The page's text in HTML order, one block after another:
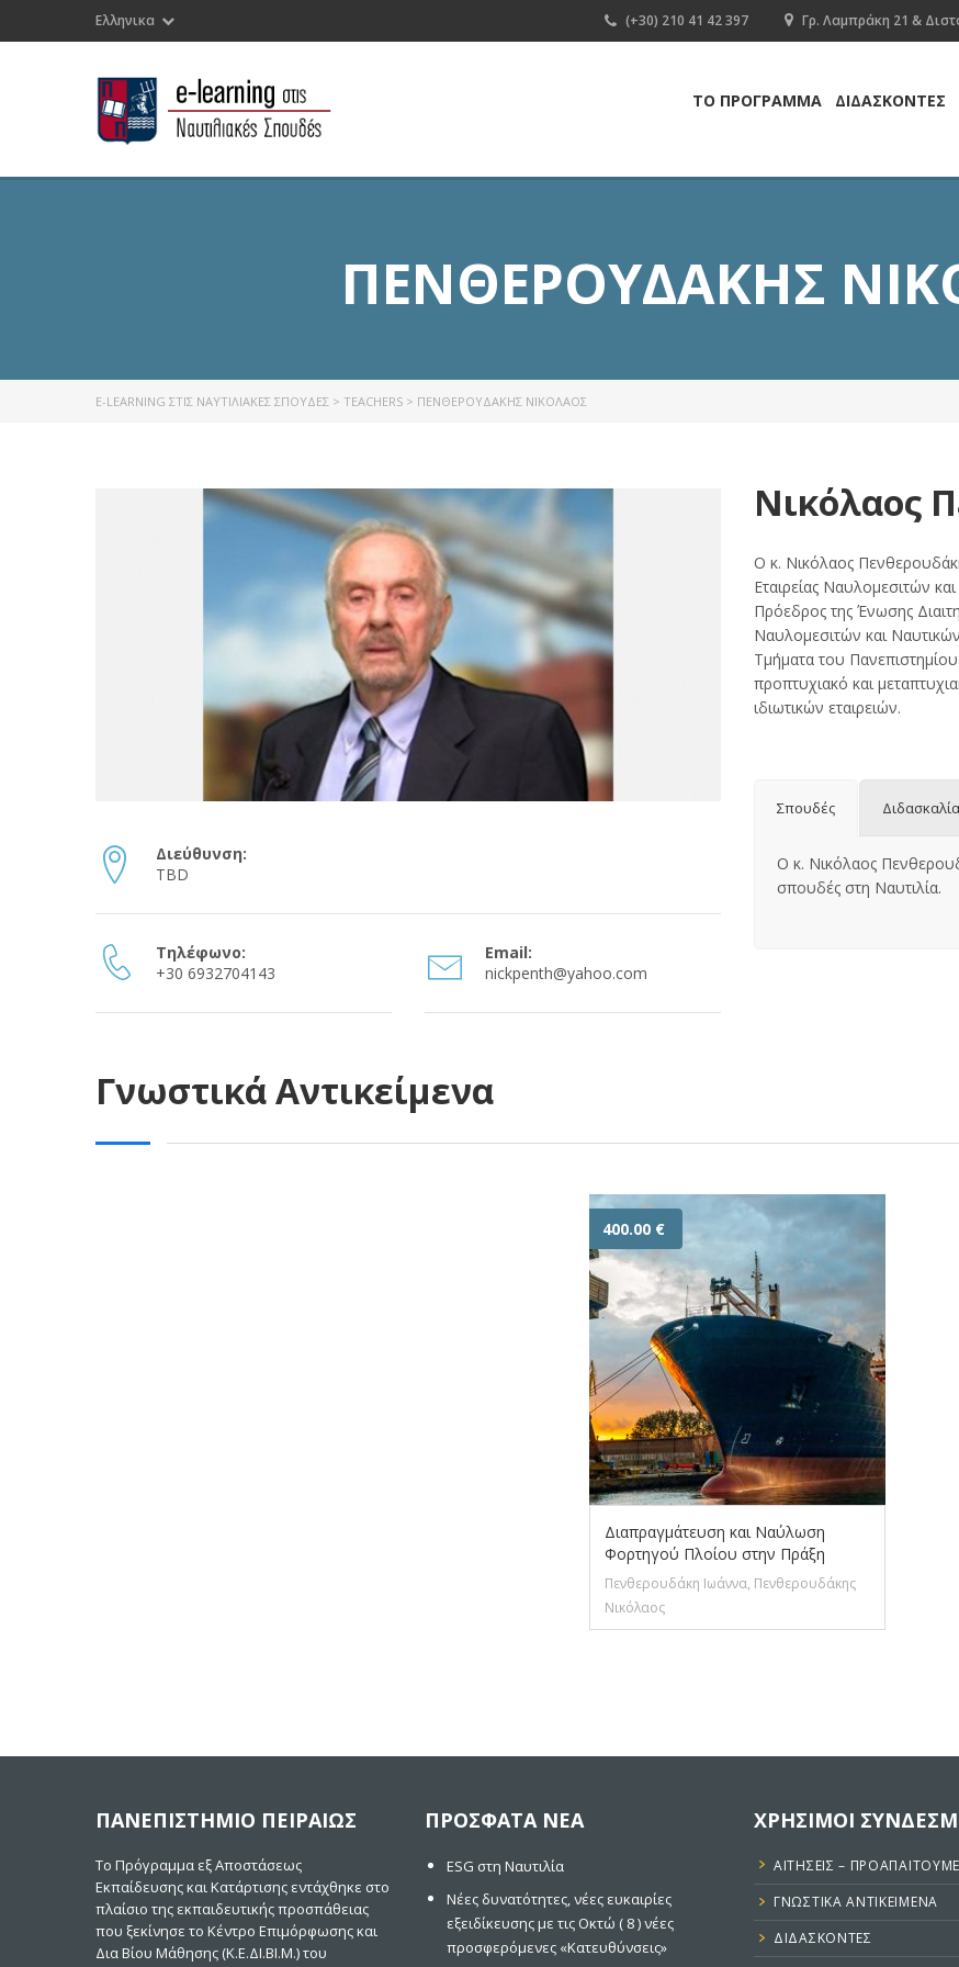
Ελληνικα Γρ. Λαμπράκη 21 &
(+30) 210 41 42 397
ΤΟ ΠΡΟΓΡΑΜΜΑ ΔΙΔΑΣΚΟΝΤΕΣ
ΠΕΝΘΕΡΟΥΔΆΚΗΣ
E-LEARNING ΣΤΙΣ ΝΑΥΤΙΛΙΑΚΕΣ ΣΠΟΥΔΕΣ > TEACHERS > ΠΕΝΘΕΡΟΥΔΆΚΗΣ ΝΙΚΌΛΑΟΣ
Διεύθυνση:
TBD
Τηλέφωνο:
+30 6932704143
Email:
nickpenth@yahoo.com
Νικόλαος
Ο κ. Νικόλαος
Εταιρείας Ναυλομεσιτών
Πρόεδρος της Ένωσης
Ναυλομεσιτών και
Τμήματα του
προπτυχιακό και
ιδιωτικών εταιρειών.
Σπουδές Διδασκαλία
Ο κ. Νικόλαος
σπουδές στη Ναυτιλία.
Γνωστικά Αντικείμενα
400.00 €
Διαπραγμάτευση και Ναύλωση
Φορτηγού Πλοίου στην Πράξη
Πενθερουδάκη Ιωάννα, Πενθερουδάκης
Νικόλαος
ΠΑΝΕΠΙΣΤΗΜΙΟ ΠΕΙΡΑΙΩΣ
Το Πρόγραμμα εξ Αποστάσεως
Εκπαίδευσης και Κατάρτισης εντάχθηκε στο
πλαίσιο της εκπαιδευτικής προσπάθειας
που ξεκίνησε το Κέντρο Επιμόρφωσης και
Δια Βίου Μάθησης (Κ.Ε.ΔΙ.ΒΙ.Μ.) του
ΠΡΟΣΦΑΤΑ ΝΕΑ
ESG στη Ναυτιλία
Νέες δυνατότητες, νέες ευκαιρίες
εξειδίκευσης με τις Οκτώ ( 8 ) νέες
προσφερόμενες «Κατευθύνσεις»
ΧΡΗΣΙΜΟΙ
ΑΙΤΉΣΕΙΣ –
ΓΝΩΣΤΙΚΑ ΑΝΤΙΚΕΙΜΕΝΑ
ΔΙΔΆΣΚΟΝΤΕΣ